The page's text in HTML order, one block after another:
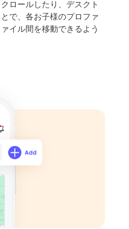
ロールしたり、デスクト
で、各お子様のプロファ
イル間を移動できるよう